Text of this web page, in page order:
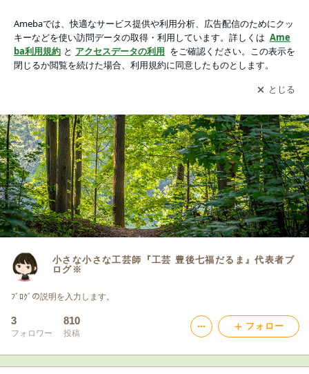
アプリをダウンロードして ブログの更新通知
を受け取りまし
ょう。
開く
小さな小さな工芸師『工芸 豊後七福だるま』代表者ブ
ログ※
ﾌﾞﾛｸﾞの説明を入力します。
3
フォロワー
810
投稿
フォロー